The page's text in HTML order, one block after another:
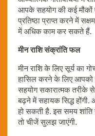
आपके सहयोग की कई मौकों
प्रतिष्ठा प्राप्त करने में
में अधिक काम कर सकते हैं.
मीन राशि संक्रांति फल
मीन राशि के लिए सूर्य का
हासिल करने के लिए आपको
सहयोग सकारात्मक तरीके
बढ़ने में सहायक सिद्ध
हो सकती है. इस समय
तो चीजें सुलझ जाएंगी.